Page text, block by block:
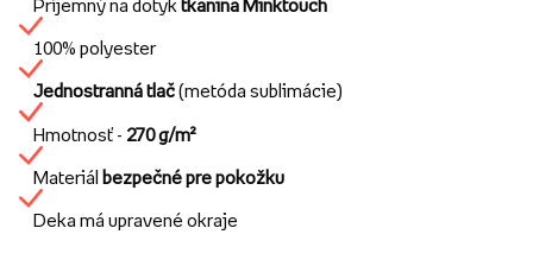
Príjemný na dotyk tkanina Minktouch
100% polyester
Jednostranná tlač(metóda sublimácie)
Hmotnosť - 270 g/m²
Materiál bezpečné pre pokožku
Deka má upravené okraje